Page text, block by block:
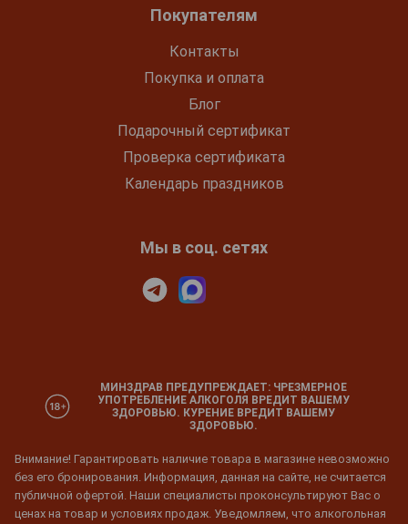
Покупателям
Контакты
Покупка и оплата
Блог
Подарочный сертификат
Проверка сертификата
Календарь праздников
Мы в соц. сетях
МИНЗДРАВ ПРЕДУПРЕЖДАЕТ: ЧРЕЗМЕРНОЕ
УПОТРЕБЛЕНИЕ АЛКОГОЛЯ ВРЕДИТ ВАШЕМУ
ЗДОРОВЬЮ. КУРЕНИЕ ВРЕДИТ ВАШЕМУ
ЗДОРОВЬЮ.
Внимание! Гарантировать наличие товара в магазине невозможно
без его бронирования. Информация, данная на сайте, не считается
публичной офертой. Наши специалисты проконсультируют Вас о
ценах на товар и условиях продаж. Уведомляем, что алкогольная